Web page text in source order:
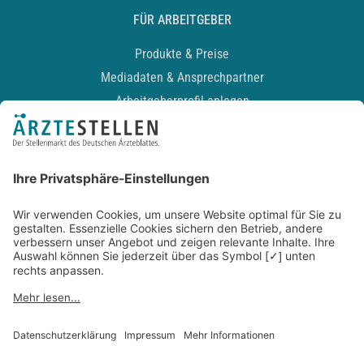
FÜR ARBEITGEBER
Produkte & Preise
Mediadaten & Ansprechpartner
Arbeitgeberprofil anlegen
Recruiting-Podcast
Kontakt
Datenschutz
Newsletter